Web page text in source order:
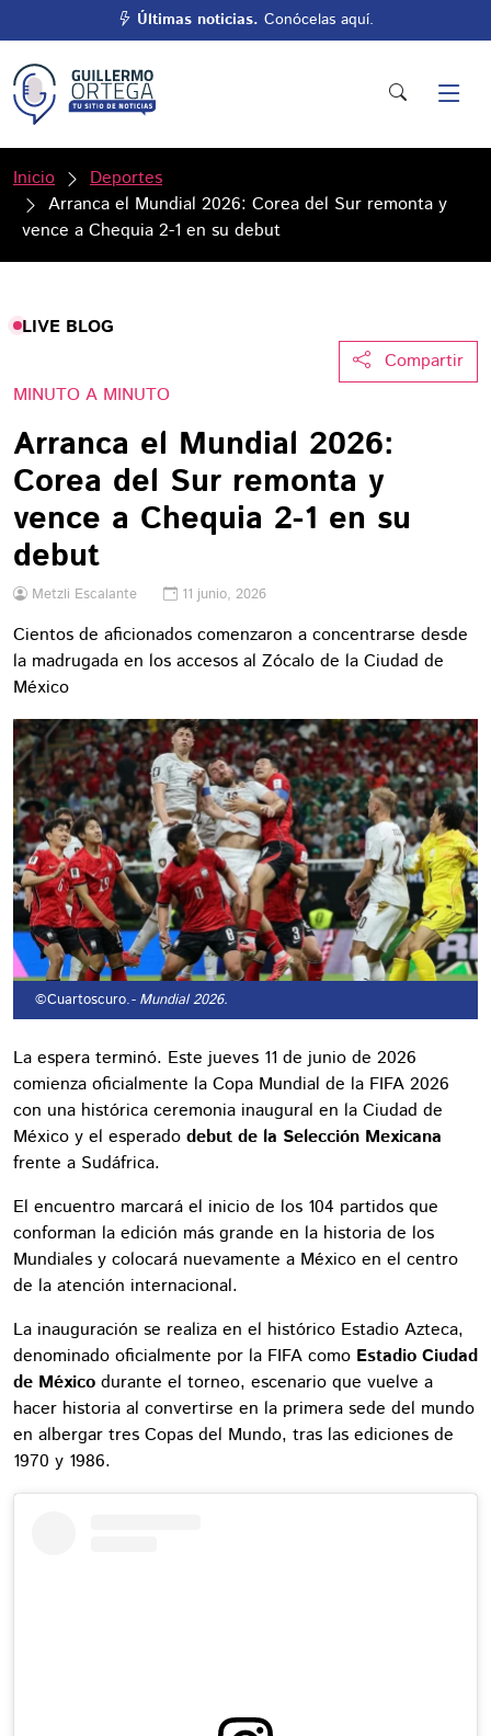
Últimas noticias. Conócelas aquí.
Inicio
Deportes
Arranca el Mundial 2026: Corea del Sur remonta y
vence a Chequia 2-1 en su debut
LIVE BLOG
Compartir
MINUTO A MINUTO
Arranca el Mundial 2026:
Corea del Sur remonta y
vence a Chequia 2-1 en su
debut
Metzli Escalante 11 junio, 2026
Cientos de aficionados comenzaron a concentrarse desde
la madrugada en los accesos al Zócalo de la Ciudad de
México
©Cuartoscuro.- Mundial 2026.
La espera terminó. Este jueves 11 de junio de 2026
comienza oficialmente la Copa Mundial de la FIFA 2026
con una histórica ceremonia inaugural en la Ciudad de
México y el esperado debut de la Selección Mexicana
frente a Sudáfrica.
El encuentro marcará el inicio de los 104 partidos que
conforman la edición más grande en la historia de los
Mundiales y colocará nuevamente a México en el centro
de la atención internacional.
La inauguración se realiza en el histórico Estadio Azteca,
denominado oficialmente por la FIFA como Estadio Ciudad
de México durante el torneo, escenario que vuelve a
hacer historia al convertirse en la primera sede del mundo
en albergar tres Copas del Mundo, tras las ediciones de
1970 y 1986.